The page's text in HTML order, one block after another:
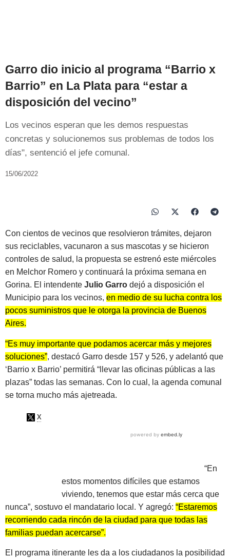
Garro dio inicio al programa “Barrio x
Barrio” en La Plata para “estar a
disposición del vecino”
Los vecinos esperan que les demos respuestas
concretas y solucionemos sus problemas de todos los
días", sentenció el jefe comunal.
15/06/2022
Con cientos de vecinos que resolvieron trámites, dejaron
sus reciclables, vacunaron a sus mascotas y se hicieron
controles de salud, la propuesta se estrenó este miércoles
en Melchor Romero y continuará la próxima semana en
Gorina. El intendente Julio Garro dejó a disposición el
Municipio para los vecinos, en medio de su lucha contra los
pocos suministros que le otorga la provincia de Buenos
Aires.
“Es muy importante que podamos acercar más y mejores
soluciones”, destacó Garro desde 157 y 526, y adelantó que
‘Barrio x Barrio’ permitirá “llevar las oficinas públicas a las
plazas” todas las semanas. Con lo cual, la agenda comunal
se torna mucho más ajetreada.
“En
estos momentos difíciles que estamos
viviendo, tenemos que estar más cerca que
nunca”, sostuvo el mandatario local. Y agregó: “Estaremos
recorriendo cada rincón de la ciudad para que todas las
familias puedan acercarse”.
El programa itinerante les da a los ciudadanos la posibilidad